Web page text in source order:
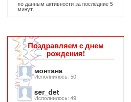
по данным активности за последние 5
минут.
Поздравляем с днем
рождения!
монтана
Исполнилось: 50
ser_det
Исполнилось: 49